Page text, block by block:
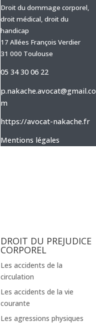
Droit du dommage corporel,
droit médical, droit du
handicap
17 Allées François Verdier
31 000 Toulouse
05 34 30 06 22
p.nakache.avocat@gmail.co
m
https://avocat-nakache.fr
Mentions légales
DROIT DU PREJUDICE
CORPOREL
Les accidents de la
circulation
Les accidents de la vie
courante
Les agressions physiques